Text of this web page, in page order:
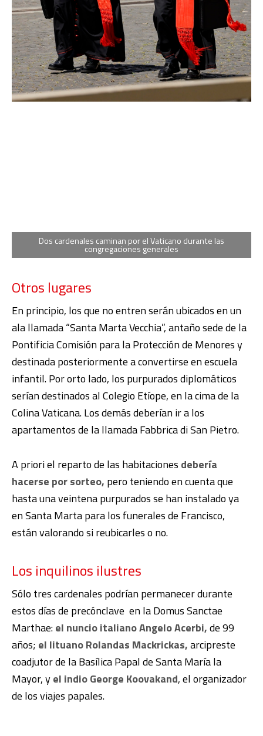
Dos cardenales caminan por el Vaticano durante las
congregaciones generales
Otros lugares
En principio, los que no entren serán ubicados en un
ala llamada “Santa Marta Vecchia”, antaño sede de la
Pontificia Comisión para la Protección de Menores y
destinada posteriormente a convertirse en escuela
infantil. Por orto lado, los purpurados diplomáticos
serían destinados al Colegio Etíope, en la cima de la
Colina Vaticana. Los demás deberían ir a los
apartamentos de la llamada Fabbrica di San Pietro.
A priori el reparto de las habitaciones debería
hacerse por sorteo, pero teniendo en cuenta que
hasta una veintena purpurados se han instalado ya
en Santa Marta para los funerales de Francisco,
están valorando si reubicarles o no.
Los inquilinos ilustres
Sólo tres cardenales podrían permanecer durante
estos días de precónclave en la Domus Sanctae
Marthae:el nuncio italiano Angelo Acerbi,de 99
años; el lituano Rolandas Mackrickas,arcipreste
coadjutor de la Basílica Papal de Santa María la
Mayor, yel indio George Koovakand, el organizador
de los viajes papales.